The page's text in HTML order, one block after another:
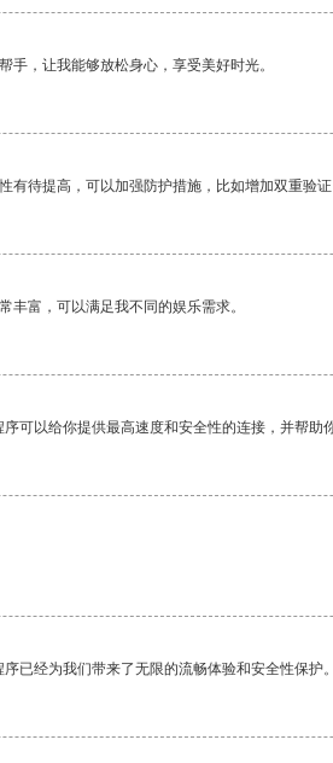
手，让我能够放松身心，享受美好时光。
有待提高，可以加强防护措施，比如增加双重验
丰富，可以满足我不同的娱乐需求。
可以给你提供最高速度和安全性的连接，并帮助
已经为我们带来了无限的流畅体验和安全性保护